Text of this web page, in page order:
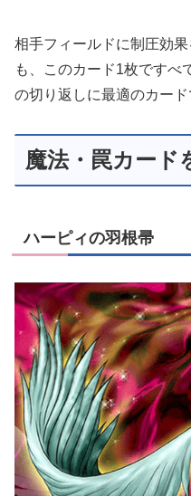
相手フィールドに制圧効
も、このカード1枚ですべ
の切り返しに最適のカード
魔法・罠カード
ハーピィの羽根帚